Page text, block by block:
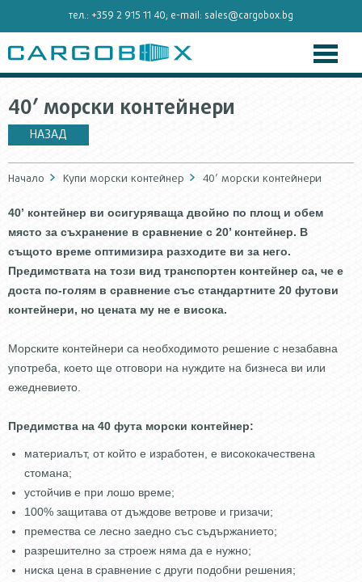
тел.: +359 2 915 11 40; e-mail: sales@cargobox.bg
40’ морски контейнери
НАЗАД
Начало Купи морски контейнер 40’ морски контейнери
40’ контейнер ви осигуряваща двойно по площ и обем
място за съхранение в сравнение с 20’ контейнер. В
същото време оптимизира разходите ви за него.
Предимствата на този вид транспортен контейнер са, че е
доста по-голям в сравнение със стандартните 20 футови
контейнери, но цената му не е висока.
Морските контейнери са необходимото решение с незабавна
употреба, което ще отговори на нуждите на бизнеса ви или
ежедневието.
Предимства на 40 фута морски контейнер:
материалът, от който е изработен, е висококачествена
стомана;
устойчив е при лошо време;
100% защитава от дъждове ветрове и гризачи;
премества се лесно заедно със съдържанието;
разрешително за строеж няма да е нужно;
ниска цена в сравнение с други подобни решения;